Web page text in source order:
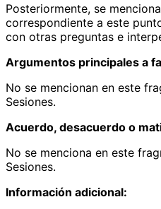
Posteriormente, se
correspondiente a este
con otras preguntas e
Argumentos principales a
No se mencionan en este
Sesiones.
Acuerdo, desacuerdo o
No se menciona en este
Sesiones.
Información adicional: